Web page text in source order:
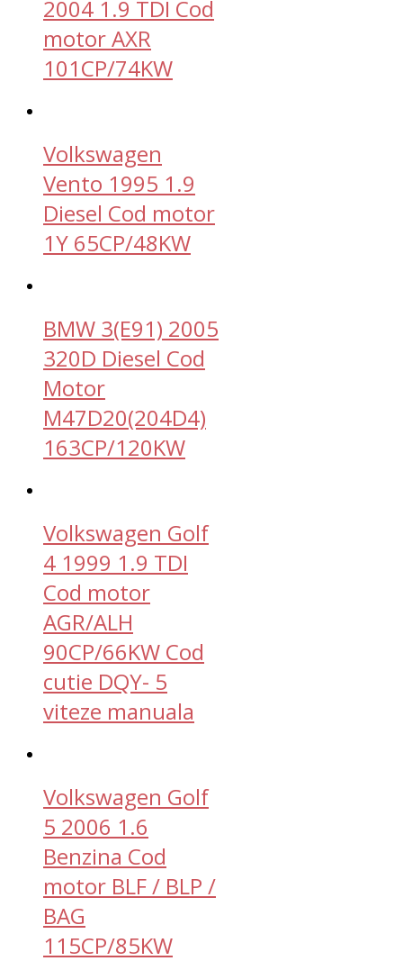
2004 1.9 TDI Cod
motor AXR
101CP/74KW
Volkswagen
Vento 1995 1.9
Diesel Cod motor
1Y 65CP/48KW
BMW 3(E91) 2005
320D Diesel Cod
Motor
M47D20(204D4)
163CP/120KW
Volkswagen Golf
4 1999 1.9 TDI
Cod motor
AGR/ALH
90CP/66KW Cod
cutie DQY- 5
viteze manuala
Volkswagen Golf
5 2006 1.6
Benzina Cod
motor BLF / BLP /
BAG
115CP/85KW